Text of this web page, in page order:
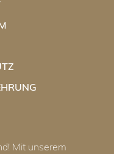
Mit unserem